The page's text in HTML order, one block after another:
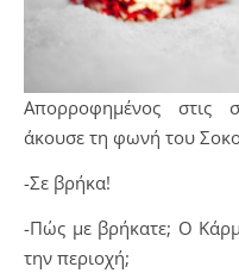
Απορροφημένος στις
άκουσε τη φωνή του
-Σε βρήκα!
-Πώς με βρήκατε; Ο
την περιοχή;